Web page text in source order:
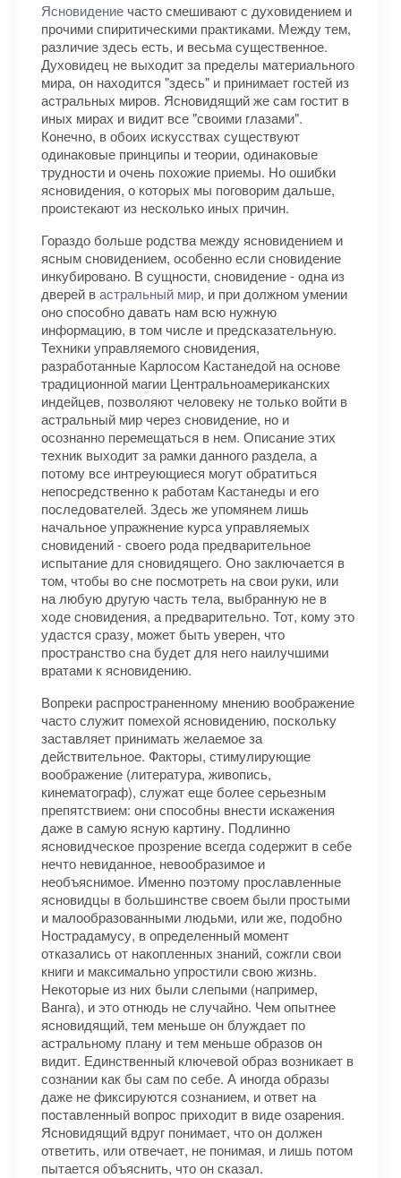
Ясновидение часто смешивают с духовидением и
прочими спиритическими практиками. Между тем,
различие здесь есть, и весьма существенное.
Духовидец не выходит за пределы материального
мира, он находится "здесь" и принимает гостей из
астральных миров. Ясновидящий же сам гостит в
иных мирах и видит все "своими глазами".
Конечно, в обоих искусствах существуют
одинаковые принципы и теории, одинаковые
трудности и очень похожие приемы. Но ошибки
ясновидения, о которых мы поговорим дальше,
проистекают из несколько иных причин.
Гораздо больше родства между ясновидением и
ясным сновидением, особенно если сновидение
инкубировано. В сущности, сновидение - одна из
дверей вастральный мир, и при должном умении
оно способно давать нам всю нужную
информацию, в том числе и предсказательную.
Техники управляемого сновидения,
разработанные Карлосом Кастанедой на основе
традиционной магии Центральноамериканских
индейцев, позволяют человеку не только войти в
астральный мир через сновидение, но и
осознанно перемещаться в нем. Описание этих
техник выходит за рамки данного раздела, а
потому все интреующиеся могут обратиться
непосредственно к работам Кастанеды и его
последователей. Здесь же упомянем лишь
начальное упражнение курса управляемых
сновидений - своего рода предварительное
испытание для сновидящего. Оно заключается в
том, чтобы во сне посмотреть на свои руки, или
на любую другую часть тела, выбранную не в
ходе сновидения, а предварительно. Тот, кому это
удастся сразу, может быть уверен, что
пространство сна будет для него наилучшими
вратами к ясновидению.
Вопреки распространенному мнению воображение
часто служит помехой ясновидению, поскольку
заставляет принимать желаемое за
действительное. Факторы, стимулирующие
воображение (литература, живопись,
кинематограф), служат еще более серьезным
препятствием: они способны внести искажения
даже в самую ясную картину. Подлинно
ясновидческое прозрение всегда содержит в себе
нечто невиданное, невообразимое и
необъяснимое. Именно поэтому прославленные
ясновидцы в большинстве своем были простыми
и малообразованными людьми, или же, подобно
Нострадамусу, в определенный момент
отказались от накопленных знаний, сожгли свои
книги и максимально упростили свою жизнь.
Некоторые из них были слепыми (например,
Ванга), и это отнюдь не случайно. Чем опытнее
ясновидящий, тем меньше он блуждает по
астральному плану и тем меньше образов он
видит. Единственный ключевой образ возникает в
сознании как бы сам по себе. А иногда образы
даже не фиксируются сознанием, и ответ на
поставленный вопрос приходит в виде озарения.
Ясновидящий вдруг понимает, что он должен
ответить, или отвечает, не понимая, и лишь потом
пытается объяснить, что он сказал.